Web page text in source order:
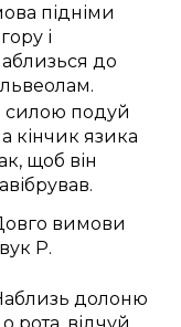
підніми
і
до
силою подуй
кінчик язика
щоб він
вимови
Р.
долоню
рота, відчуй